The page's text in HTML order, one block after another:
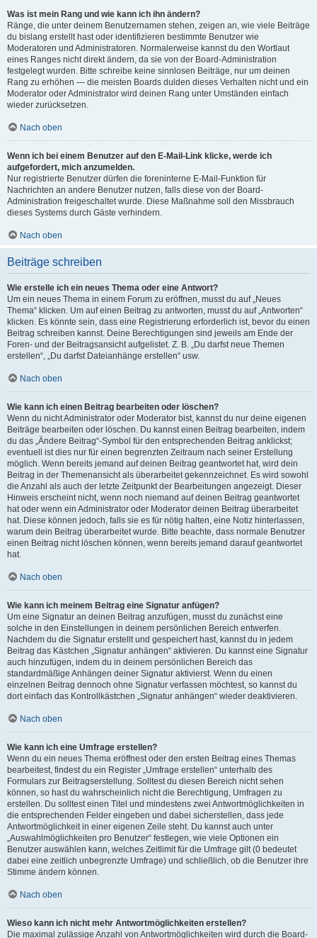
Was ist mein Rang und wie kann ich ihn ändern?
Ränge, die unter deinem Benutzernamen stehen, zeigen an, wie viele Beiträge
du bislang erstellt hast oder identifizieren bestimmte Benutzer wie
Moderatoren und Administratoren. Normalerweise kannst du den Wortlaut
eines Ranges nicht direkt ändern, da sie von der Board-Administration
festgelegt wurden. Bitte schreibe keine sinnlosen Beiträge, nur um deinen
Rang zu erhöhen — die meisten Boards dulden dieses Verhalten nicht und ein
Moderator oder Administrator wird deinen Rang unter Umständen einfach
wieder zurücksetzen.
Nach oben
Wenn ich bei einem Benutzer auf den E-Mail-Link klicke, werde ich
aufgefordert, mich anzumelden.
Nur registrierte Benutzer dürfen die foreninterne E-Mail-Funktion für
Nachrichten an andere Benutzer nutzen, falls diese von der Board-
Administration freigeschaltet wurde. Diese Maßnahme soll den Missbrauch
dieses Systems durch Gäste verhindern.
Nach oben
Beiträge schreiben
Wie erstelle ich ein neues Thema oder eine Antwort?
Um ein neues Thema in einem Forum zu eröffnen, musst du auf „Neues
Thema“ klicken. Um auf einen Beitrag zu antworten, musst du auf „Antworten“
klicken. Es könnte sein, dass eine Registrierung erforderlich ist, bevor du einen
Beitrag schreiben kannst. Deine Berechtigungen sind jeweils am Ende der
Foren- und der Beitragsansicht aufgelistet. Z. B. „Du darfst neue Themen
erstellen“, „Du darfst Dateianhänge erstellen“ usw.
Nach oben
Wie kann ich einen Beitrag bearbeiten oder löschen?
Wenn du nicht Administrator oder Moderator bist, kannst du nur deine eigenen
Beiträge bearbeiten oder löschen. Du kannst einen Beitrag bearbeiten, indem
du das „Ändere Beitrag“-Symbol für den entsprechenden Beitrag anklickst;
eventuell ist dies nur für einen begrenzten Zeitraum nach seiner Erstellung
möglich. Wenn bereits jemand auf deinen Beitrag geantwortet hat, wird dein
Beitrag in der Themenansicht als überarbeitet gekennzeichnet. Es wird sowohl
die Anzahl als auch der letzte Zeitpunkt der Bearbeitungen angezeigt. Dieser
Hinweis erscheint nicht, wenn noch niemand auf deinen Beitrag geantwortet
hat oder wenn ein Administrator oder Moderator deinen Beitrag überarbeitet
hat. Diese können jedoch, falls sie es für nötig halten, eine Notiz hinterlassen,
warum dein Beitrag überarbeitet wurde. Bitte beachte, dass normale Benutzer
einen Beitrag nicht löschen können, wenn bereits jemand darauf geantwortet
hat.
Nach oben
Wie kann ich meinem Beitrag eine Signatur anfügen?
Um eine Signatur an deinen Beitrag anzufügen, musst du zunächst eine
solche in den Einstellungen in deinem persönlichen Bereich entwerfen.
Nachdem du die Signatur erstellt und gespeichert hast, kannst du in jedem
Beitrag das Kästchen „Signatur anhängen“ aktivieren. Du kannst eine Signatur
auch hinzufügen, indem du in deinem persönlichen Bereich das
standardmäßige Anhängen deiner Signatur aktivierst. Wenn du einen
einzelnen Beitrag dennoch ohne Signatur verfassen möchtest, so kannst du
dort einfach das Kontrollkästchen „Signatur anhängen“ wieder deaktivieren.
Nach oben
Wie kann ich eine Umfrage erstellen?
Wenn du ein neues Thema eröffnest oder den ersten Beitrag eines Themas
bearbeitest, findest du ein Register „Umfrage erstellen“ unterhalb des
Formulars zur Beitragserstellung. Solltest du diesen Bereich nicht sehen
können, so hast du wahrscheinlich nicht die Berechtigung, Umfragen zu
erstellen. Du solltest einen Titel und mindestens zwei Antwortmöglichkeiten in
die entsprechenden Felder eingeben und dabei sicherstellen, dass jede
Antwortmöglichkeit in einer eigenen Zeile steht. Du kannst auch unter
„Auswahlmöglichkeiten pro Benutzer“ festlegen, wie viele Optionen ein
Benutzer auswählen kann, welches Zeitlimit für die Umfrage gilt (0 bedeutet
dabei eine zeitlich unbegrenzte Umfrage) und schließlich, ob die Benutzer ihre
Stimme ändern können.
Nach oben
Wieso kann ich nicht mehr Antwortmöglichkeiten erstellen?
Die maximal zulässige Anzahl von Antwortmöglichkeiten wird durch die Board-